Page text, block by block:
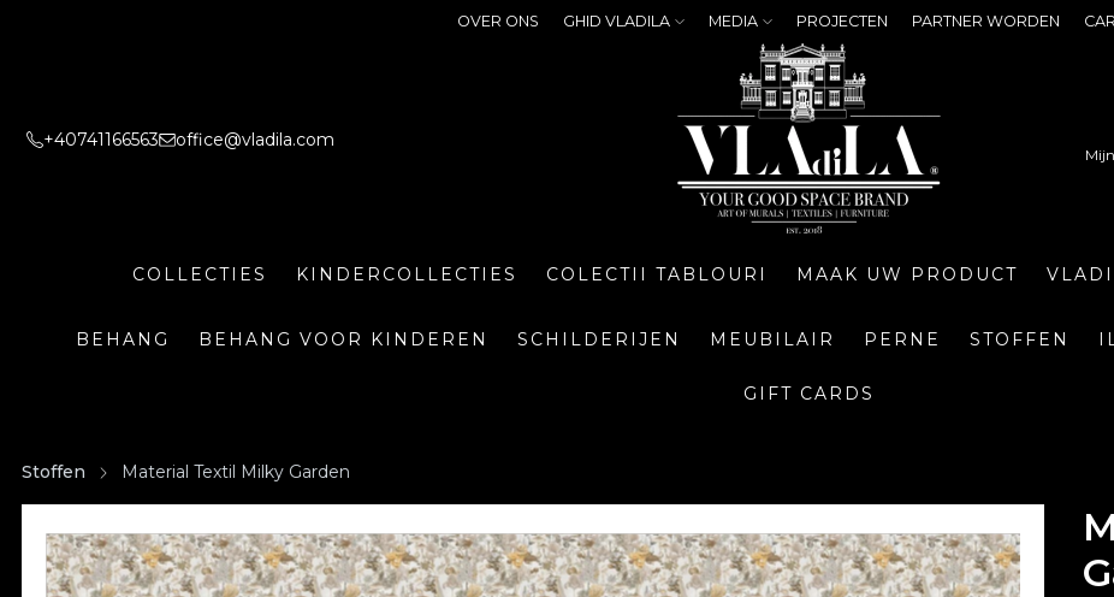
OVER ONS GHID VLADILA MEDIA PROJECTEN PARTNER WORDEN
+40741166563 office@vladila.com
COLLECTIES KINDERCOLLECTIES COLECTII TABLOURI MAAK UW PRODUCT
BEHANG BEHANG VOOR KINDEREN SCHILDERIJEN MEUBILAIR PERNE STOFFEN
GIFT CARDS
Stoffen Material Textil Milky Garden